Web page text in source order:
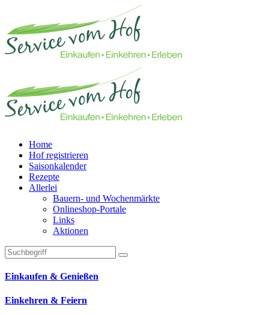
Home
Hof registrieren
Saisonkalender
Rezepte
Allerlei
Bauern- und Wochenmärkte
Onlineshop-Portale
Links
Aktionen
Technisches Feld: Suchfeld
Technisches Feld: Suchbutton
Suche absenden
Einkaufen & Genießen
Einkehren & Feiern